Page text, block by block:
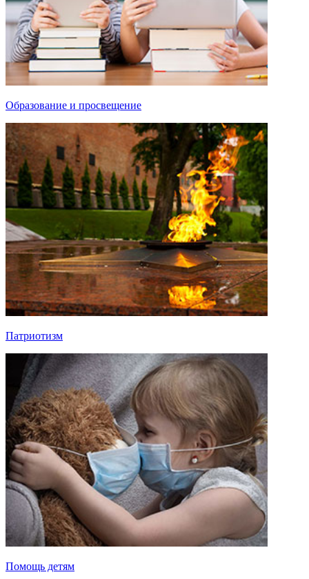
Образование и просвещение
Патриотизм
Помощь детям